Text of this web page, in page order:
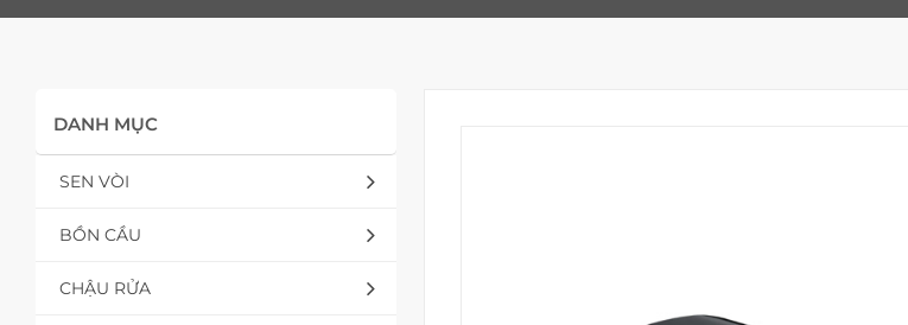
DANH MỤC
SEN VÒI
BỒN CẦU
CHẬU RỬA